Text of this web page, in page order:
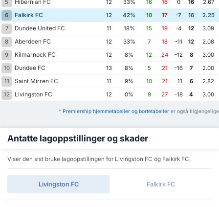
5
Hibernian FC 12 33% 16 16 0 16
2.67
6
Falkirk FC 12 42% 10 17 -7 16
2.25
7
Dundee United FC 11 18% 15 19 -4 12
3.09
8
Aberdeen FC 12 33% 7 18 -11 12
2.08
9
Kilmarnock FC 12 8% 12 24 -12 8
3.00
10
Dundee FC 13 8% 5 21 -16 7
2.00
11
Saint Mirren FC 11 9% 10 21 -11 6
2.82
12
Livingston FC 12 0% 9 27 -18 4 3.00
* Premiership hjemmetabeller og bortetabeller er også tilgjengelige
Antatte lagoppstillinger og skader
Viser den sist bruke lagoppstillingen for Livingston FC og Falkirk FC.
Livingston FC Falkirk FC